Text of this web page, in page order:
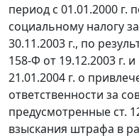
период с 01.01.2000 г.
социальному налогу
30.11.2003 г., по
158-Ф от 19.12.2003 г.
21.01.2004 г. о
ответственности за
предусмотренные ст.
взыскания штрафа в